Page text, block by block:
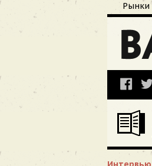
Рынки